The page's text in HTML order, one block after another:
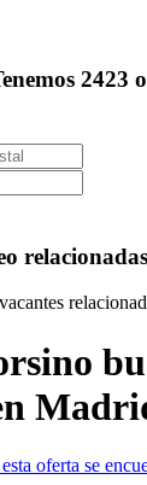
2423
relacionadas
oferta se